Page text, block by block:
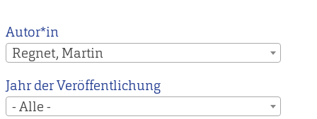
to
our
main
Autor*in
Regnet, Martin
Jahr der Veröffentlichung
- Alle -